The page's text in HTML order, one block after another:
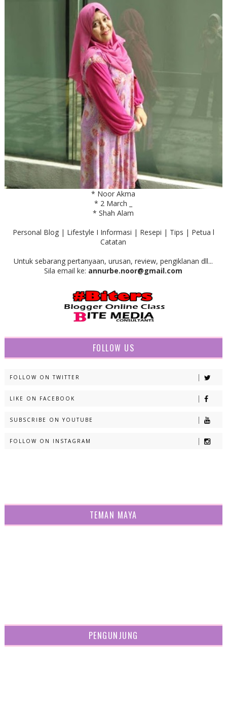
* Noor Akma
* 2 March _
* Shah Alam
Personal Blog | Lifestyle I Informasi | Resepi | Tips | Petua l
Catatan
Untuk sebarang pertanyaan, urusan, review, pengiklanan dll...
Sila email ke: annurbe.noor@gmail.com
FOLLOW US
FOLLOW ON TWITTER
LIKE ON FACEBOOK
SUBSCRIBE ON YOUTUBE
FOLLOW ON INSTAGRAM
TEMAN MAYA
PENGUNJUNG